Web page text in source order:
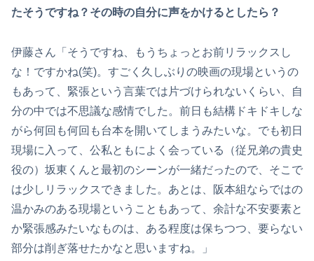
たそうですね？その時の自分に声をかけるとしたら？
伊藤さん「そうですね、もうちょっとお前リラックスし
な！ですかね(笑)。すごく久しぶりの映画の現場というの
もあって、緊張という言葉では片づけられないくらい、自
分の中では不思議な感情でした。前日も結構ドキドキしな
がら何回も何回も台本を開いてしまうみたいな。でも初日
現場に入って、公私ともによく会っている（従兄弟の貴史
役の）坂東くんと最初のシーンが一緒だったので、そこで
は少しリラックスできました。あとは、阪本組ならではの
温かみのある現場ということもあって、余計な不安要素と
か緊張感みたいなものは、ある程度は保ちつつ、要らない
部分は削ぎ落せたかなと思いますね。」